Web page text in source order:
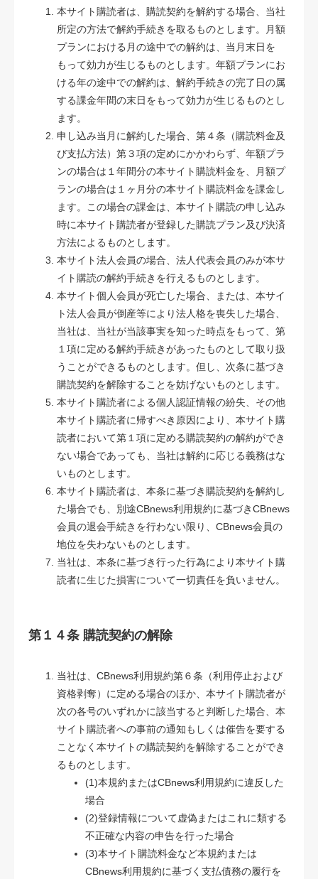
本サイト購読者は、購読契約を解約する場合、当社
所定の方法で解約手続きを取るものとします。月額
プランにおける月の途中での解約は、当月末日を
もって効力が生じるものとします。年額プランにお
ける年の途中での解約は、解約手続きの完了日の属
する課金年間の末日をもって効力が生じるものとし
ます。
申し込み当月に解約した場合、第４条（購読料金及
び支払方法）第３項の定めにかかわらず、年額プラ
ンの場合は１年間分の本サイト購読料金を、月額プ
ランの場合は１ヶ月分の本サイト購読料金を課金し
ます。この場合の課金は、本サイト購読の申し込み
時に本サイト購読者が登録した購読プラン及び決済
方法によるものとします。
本サイト法人会員の場合、法人代表会員のみが本サ
イト購読の解約手続きを行えるものとします。
本サイト個人会員が死亡した場合、または、本サイ
ト法人会員が倒産等により法人格を喪失した場合、
当社は、当社が当該事実を知った時点をもって、第
１項に定める解約手続きがあったものとして取り扱
うことができるものとします。但し、次条に基づき
購読契約を解除することを妨げないものとします。
本サイト購読者による個人認証情報の紛失、その他
本サイト購読者に帰すべき原因により、本サイト購
読者において第１項に定める購読契約の解約ができ
ない場合であっても、当社は解約に応じる義務はな
いものとします。
本サイト購読者は、本条に基づき購読契約を解約し
た場合でも、別途CBnews利用規約に基づきCBnews
会員の退会手続きを行わない限り、CBnews会員の
地位を失わないものとします。
当社は、本条に基づき行った行為により本サイト購
読者に生じた損害について一切責任を負いません。
第１４条 購読契約の解除
当社は、CBnews利用規約第６条（利用停止および
資格剥奪）に定める場合のほか、本サイト購読者が
次の各号のいずれかに該当すると判断した場合、本
サイト購読者への事前の通知もしくは催告を要する
ことなく本サイトの購読契約を解除することができ
るものとします。
(1)本規約またはCBnews利用規約に違反した
場合
(2)登録情報について虚偽またはこれに類する
不正確な内容の申告を行った場合
(3)本サイト購読料金など本規約または
CBnews利用規約に基づく支払債務の履行を